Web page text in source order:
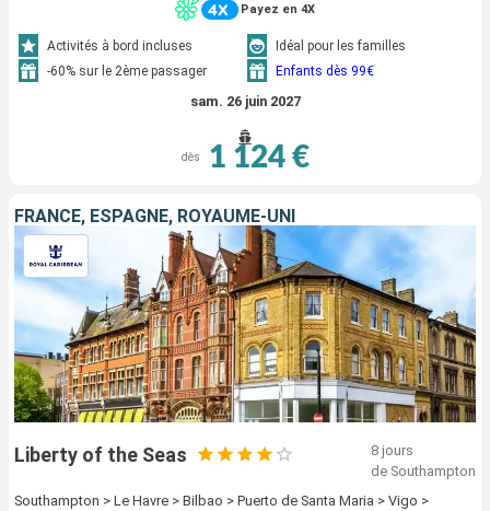
Payez en 4X
Activités à bord incluses
Idéal pour les familles
-60% sur le 2ème passager
Enfants dès 99€
sam. 26 juin 2027
dès 1 124 €
FRANCE, ESPAGNE, ROYAUME-UNI
Liberty of the Seas
8 jours
de Southampton
Southampton > Le Havre > Bilbao > Puerto de Santa Maria > Vigo >